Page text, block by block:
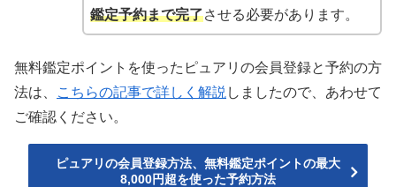
鑑定予約まで完了させる必要があります。
無料鑑定ポイントを使ったピュアリの会員登録と予約の方
法は、
こちらの記事で詳しく解説 しましたので、あわせて
ご確認ください。
ピュアリの会員登録方法、無料鑑定ポイントの最大
8,000円超を使った予約方法